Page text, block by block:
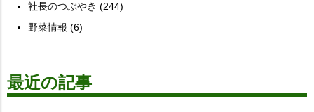
社長のつぶやき (244)
野菜情報 (6)
最近の記事